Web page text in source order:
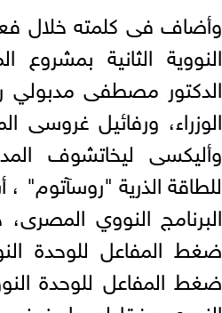
وأضاف فى كلمته خلال
النووية الثانية
الدكتور مصطفى مدبولي
الوزراء، ورفائيل غروسى
وأليكسى ليخاتشوف
للطاقة الذرية "روسآتوم"
البرنامج النووي
ضغط المفاعل للوحدة
ضغط المفاعل للوحدة